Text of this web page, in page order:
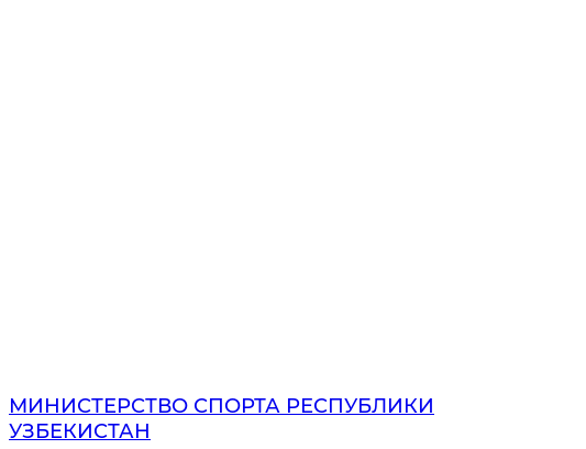
МИНИСТЕРСТВО СПОРТА РЕСПУБЛИКИ
УЗБЕКИСТАН